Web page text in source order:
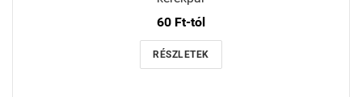
60 Ft-tól
RÉSZLETEK